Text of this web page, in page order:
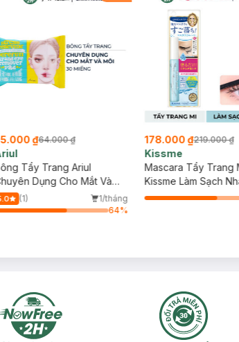
₫64.000 ₫
Tẩy Trang Ariul
Dụng Cho Mắt Và
30 Miếng
(1)
1/tháng
64%
178.000 ₫219.000 ₫
Kissme
Mascara Tẩy Trang
Kissme Làm Sạch
Mi 6.6ml
Giao nhanh miễn phí 2H 30 ngày